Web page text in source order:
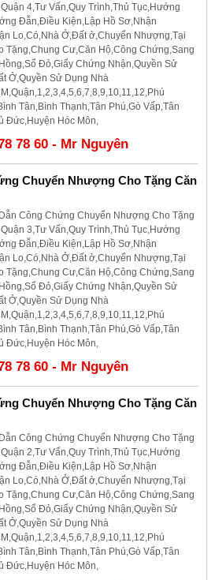
4,Tư Vấn,Quy Trình,Thủ Tục,Hướng
Đẫn,Điều Kiện,Lập Hồ Sơ,Nhận
Lo,Có,Nhà Ở,Đất ở,Chuyển Nhượng,Tại
Tặng,Chung Cư,Căn Hộ,Công Chứng,Sang
Đỏ,Giấy Chứng Nhận,Quyền Sử
Ở,Quyền Sử Dụng Nhà
Tân,Bình Thạnh,Tân Phú,Gò Vấp,Tân
Đức,Huyện Hóc Môn,
78 60 - Mr Nguyên
Chuyển Nhượng Cho Tặng Căn
Công Chứng Chuyển Nhượng Cho Tặng
3,Tư Vấn,Quy Trình,Thủ Tục,Hướng
Đẫn,Điều Kiện,Lập Hồ Sơ,Nhận
Lo,Có,Nhà Ở,Đất ở,Chuyển Nhượng,Tại
Tặng,Chung Cư,Căn Hộ,Công Chứng,Sang
Đỏ,Giấy Chứng Nhận,Quyền Sử
Ở,Quyền Sử Dụng Nhà
Tân,Bình Thạnh,Tân Phú,Gò Vấp,Tân
Đức,Huyện Hóc Môn,
78 60 - Mr Nguyên
Chuyển Nhượng Cho Tặng Căn
Công Chứng Chuyển Nhượng Cho Tặng
2,Tư Vấn,Quy Trình,Thủ Tục,Hướng
Đẫn,Điều Kiện,Lập Hồ Sơ,Nhận
Lo,Có,Nhà Ở,Đất ở,Chuyển Nhượng,Tại
Tặng,Chung Cư,Căn Hộ,Công Chứng,Sang
Đỏ,Giấy Chứng Nhận,Quyền Sử
Ở,Quyền Sử Dụng Nhà
Tân,Bình Thạnh,Tân Phú,Gò Vấp,Tân
Đức,Huyện Hóc Môn,